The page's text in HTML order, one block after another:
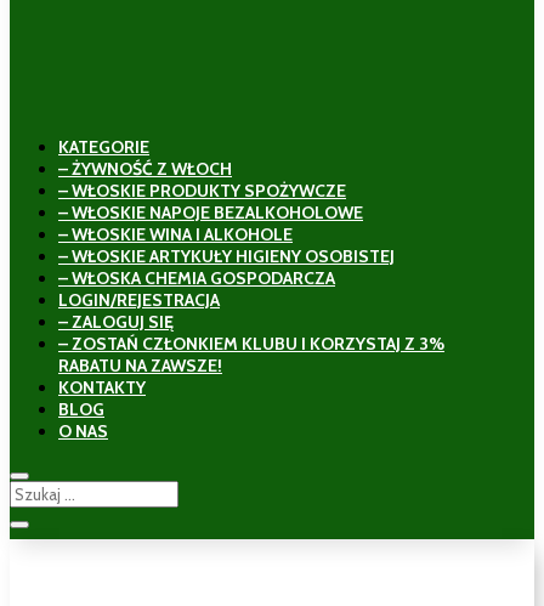
KATEGORIE
– ŻYWNOŚĆ Z WŁOCH
– WŁOSKIE PRODUKTY SPOŻYWCZE
– WŁOSKIE NAPOJE BEZALKOHOLOWE
– WŁOSKIE WINA I ALKOHOLE
– WŁOSKIE ARTYKUŁY HIGIENY OSOBISTEJ
– WŁOSKA CHEMIA GOSPODARCZA
LOGIN/REJESTRACJA
– ZALOGUJ SIĘ
– ZOSTAŃ CZŁONKIEM KLUBU I KORZYSTAJ Z 3%
RABATU NA ZAWSZE!
KONTAKTY
BLOG
O NAS